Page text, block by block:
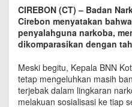
P
e
n
y
l
a
h
g
CIREBON (CT) – Badan
Cirebon menyatakan
penyalahguna narkoba,
dikomparasikan dengan
Meski begitu, Kepala BNN
tetap mengeluhkan masih
terjebak dalam lingkaran
melakuan sosialisasi ke tiap